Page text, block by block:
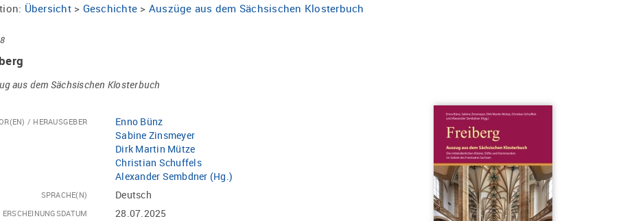
Übersicht> Geschichte > Auszüge aus dem Sächsischen Klosterbuch
aus dem Sächsischen Klosterbuch
/ HERAUSGEBER
Enno Bünz
Sabine Zinsmeyer
Dirk Martin Mütze
Christian Schuffels
Alexander Sembdner (Hg.)
SPRACHE(N) Deutsch
ERSCHEINUNGSDATUM 28.07.2025